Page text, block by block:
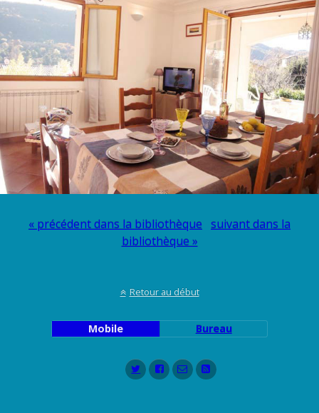
« précédent dans la bibliothèque suivant dans la
bibliothèque »
Retour au début
Mobile Bureau